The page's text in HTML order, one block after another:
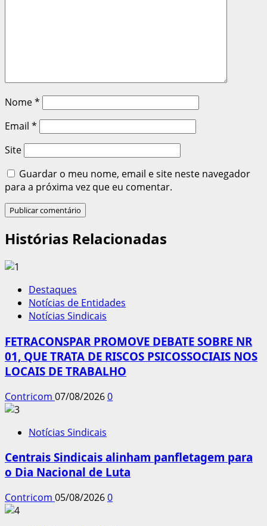
Nome*
Email *
Site
Guardar o meu nome, email e site neste navegador
para a próxima vez que eu comentar.
Histórias Relacionadas
Destaques
Notícias de Entidades
Notícias Sindicais
FETRACONSPAR PROMOVE DEBATE SOBRE NR
01, QUE TRATA DE RISCOS PSICOSSOCIAIS NOS
LOCAIS DE TRABALHO
Contricom 07/08/20260
Notícias Sindicais
Centrais Sindicais alinham panfletagem para
o Dia Nacional de Luta
Contricom 05/08/20260